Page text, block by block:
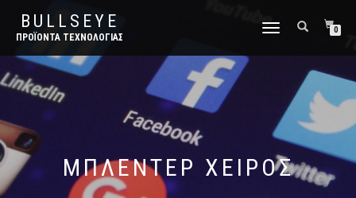
BULLSEYE
ΠΡΟΪΌΝΤΑ ΤΕΧΝΟΛΟΓΊΑΣ
ΕΝΑΛΛΑΓΉ
0
ΜΠΛΕΝΤΕΡ ΧΕΙΡΟΣ